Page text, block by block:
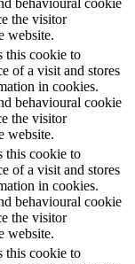
behavioural cookie
the visitor
website.
this cookie to
of a visit and stores
in cookies.
behavioural cookie
the visitor
website.
this cookie to
of a visit and stores
in cookies.
behavioural cookie
the visitor
website.
this cookie to